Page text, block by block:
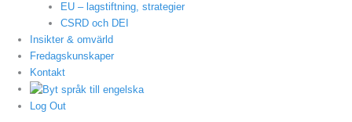
EU – lagstiftning, strategier
CSRD och DEI
Insikter & omvärld
Fredagskunskaper
Kontakt
Log Out